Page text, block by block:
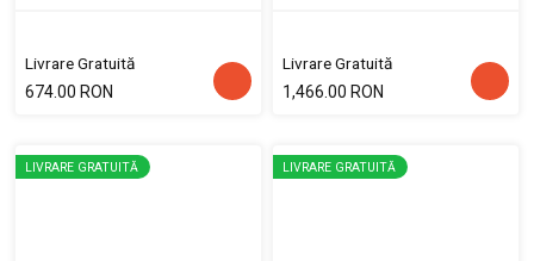
Livrare Gratuită
674.00 RON
Livrare Gratuită
1,466.00 RON
LIVRARE GRATUITĂ LIVRARE GRATUITĂ